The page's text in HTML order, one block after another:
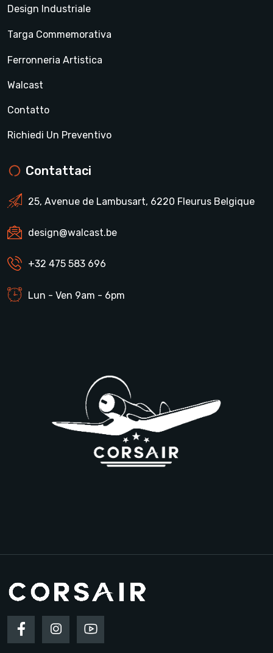
Design Industriale
Targa Commemorativa
Ferronneria Artistica
Walcast
Contatto
Richiedi Un Preventivo
Contattaci
25, Avenue de Lambusart, 6220 Fleurus Belgique
design@walcast.be
+32 475 583 696
Lun - Ven 9am - 6pm